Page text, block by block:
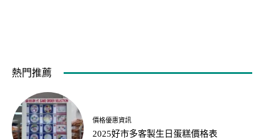
熱門推薦
價格優惠資訊
2025好市多客製生日蛋糕價格表